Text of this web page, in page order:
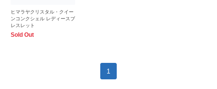
ヒマラヤクリスタル・クイー
ンコンクシェル レディースブ
レスレット
Sold Out
1